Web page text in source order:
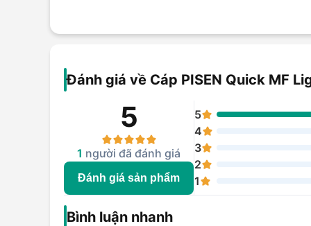
Đánh giá về Cáp PISEN Quick MF
5
1 người đã đánh giá
Đánh giá sản phẩm
5
4
3
2
1
Bình luận nhanh